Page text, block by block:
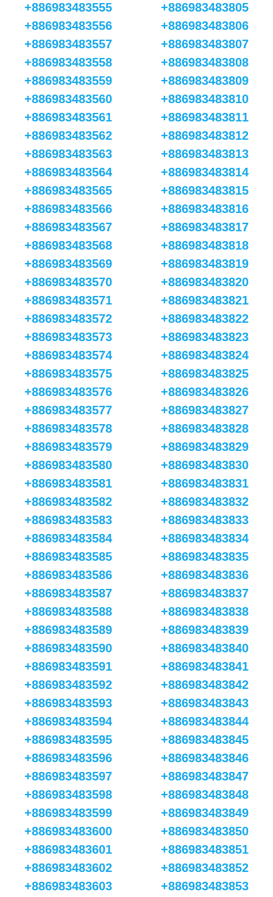
+886983483555
+886983483556
+886983483557
+886983483558
+886983483559
+886983483560
+886983483561
+886983483562
+886983483563
+886983483564
+886983483565
+886983483566
+886983483567
+886983483568
+886983483569
+886983483570
+886983483571
+886983483572
+886983483573
+886983483574
+886983483575
+886983483576
+886983483577
+886983483578
+886983483579
+886983483580
+886983483581
+886983483582
+886983483583
+886983483584
+886983483585
+886983483586
+886983483587
+886983483588
+886983483589
+886983483590
+886983483591
+886983483592
+886983483593
+886983483594
+886983483595
+886983483596
+886983483597
+886983483598
+886983483599
+886983483600
+886983483601
+886983483602
+886983483603
+886983483805
+886983483806
+886983483807
+886983483808
+886983483809
+886983483810
+886983483811
+886983483812
+886983483813
+886983483814
+886983483815
+886983483816
+886983483817
+886983483818
+886983483819
+886983483820
+886983483821
+886983483822
+886983483823
+886983483824
+886983483825
+886983483826
+886983483827
+886983483828
+886983483829
+886983483830
+886983483831
+886983483832
+886983483833
+886983483834
+886983483835
+886983483836
+886983483837
+886983483838
+886983483839
+886983483840
+886983483841
+886983483842
+886983483843
+886983483844
+886983483845
+886983483846
+886983483847
+886983483848
+886983483849
+886983483850
+886983483851
+886983483852
+886983483853